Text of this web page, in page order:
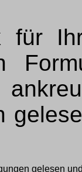
für
gelesen